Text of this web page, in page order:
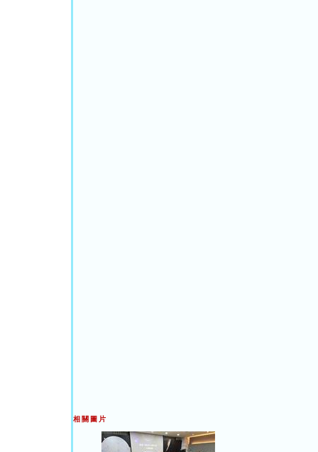
相關圖片